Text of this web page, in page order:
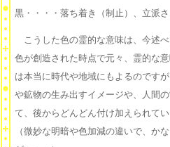
黒・・・・落ち着き（制止）、立派
こうした色の霊的な意味は、今述
色が創造された時点で元々、霊的な
は本当に時代や地域にもよるのです
や鉱物の生み出すイメージや、人間
て、後からどんどん付け加えられて
（微妙な明暗や色加減の違いで、か